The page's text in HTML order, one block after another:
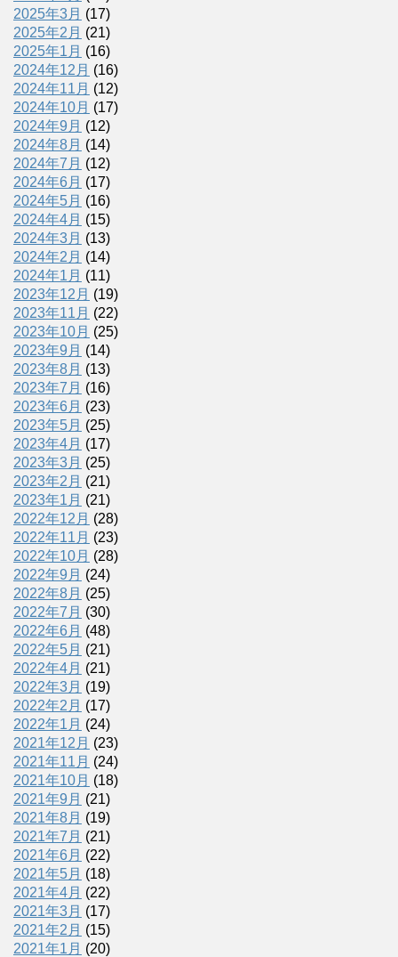
2025年3月 (17)
2025年2月 (21)
2025年1月 (16)
2024年12月 (16)
2024年11月 (12)
2024年10月 (17)
2024年9月 (12)
2024年8月 (14)
2024年7月 (12)
2024年6月 (17)
2024年5月 (16)
2024年4月 (15)
2024年3月 (13)
2024年2月 (14)
2024年1月 (11)
2023年12月 (19)
2023年11月 (22)
2023年10月 (25)
2023年9月 (14)
2023年8月 (13)
2023年7月 (16)
2023年6月 (23)
2023年5月 (25)
2023年4月 (17)
2023年3月 (25)
2023年2月 (21)
2023年1月 (21)
2022年12月 (28)
2022年11月 (23)
2022年10月 (28)
2022年9月 (24)
2022年8月 (25)
2022年7月 (30)
2022年6月 (48)
2022年5月 (21)
2022年4月 (21)
2022年3月 (19)
2022年2月 (17)
2022年1月 (24)
2021年12月 (23)
2021年11月 (24)
2021年10月 (18)
2021年9月 (21)
2021年8月 (19)
2021年7月 (21)
2021年6月 (22)
2021年5月 (18)
2021年4月 (22)
2021年3月 (17)
2021年2月 (15)
2021年1月 (20)